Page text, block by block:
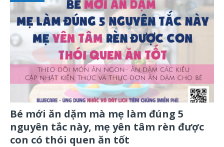
Bé mới ăn dặm mà mẹ làm đúng 5
nguyên tắc này, mẹ yên tâm rèn được
con có thói quen ăn tốt